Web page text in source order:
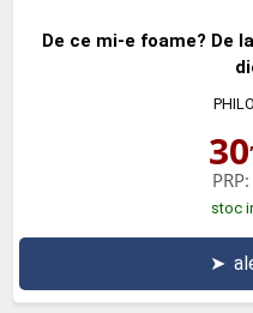
De ce mi-e foame? De
30
PRP:
stoc
➤